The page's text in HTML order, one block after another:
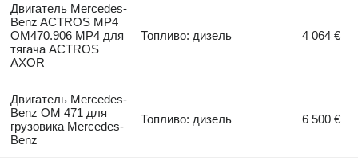
Двигатель Mercedes-
Benz ACTROS MP4
OM470.906 MP4 для
тягача ACTROS
AXOR
Топливо: дизель 4 064 €
Двигатель Mercedes-
Benz OM 471 для
грузовика Mercedes-
Benz
Топливо: дизель 6 500 €